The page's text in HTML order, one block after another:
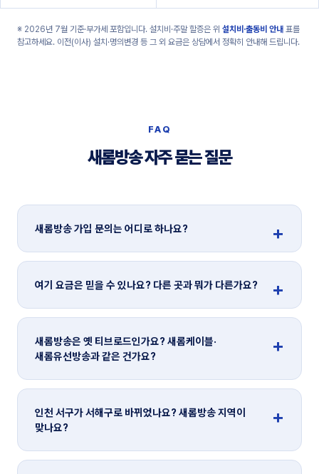
※ 2026년 7월 기준·부가세 포함입니다. 설치비·주말 할증은 위 설치비·출동비 안내 표를
참고하세요. 이전(이사) 설치·명의변경 등 그 외 요금은 상담에서 정확히 안내해 드립니다.
FAQ
새롬방송 자주 묻는 질문
새롬방송 가입 문의는 어디로 하나요?
여기 요금은 믿을 수 있나요? 다른 곳과 뭐가 다른가요?
새롬방송은 옛 티브로드인가요? 새롬케이블·
새롬유선방송과 같은 건가요?
인천 서구가 서해구로 바뀌었나요? 새롬방송 지역이
맞나요?